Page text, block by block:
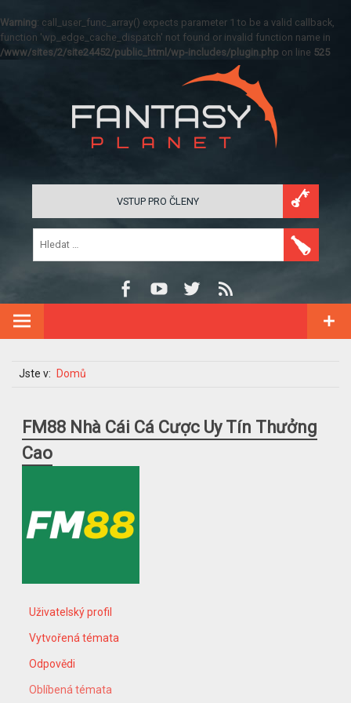
Warning: call_user_func_array() expects parameter 1 to be a valid callback,
function 'wp_edge_cache_dispatch' not found or invalid function name in
/www/sites/2/site24452/public_html/wp-includes/plugin.php on line 525
VSTUP PRO ČLENY
Jste v: Domů
FM88 Nhà Cái Cá Cược Uy Tín Thưởng
Cao
Uživatelský profil
Vytvořená témata
Odpovědi
Oblíbená témata